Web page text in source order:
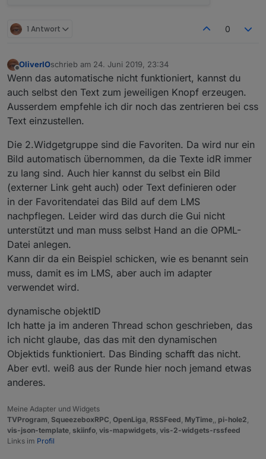
1 Antwort 0
Offline
OliverIOschrieb am 24. Juni 2019, 23:34
zuletzt editiert von
Wenn das automatische nicht funktioniert, kannst du
auch selbst den Text zum jeweiligen Knopf erzeugen.
Ausserdem empfehle ich dir noch das zentrieren bei css
Text einzustellen.
Die 2.Widgetgruppe sind die Favoriten. Da wird nur ein
Bild automatisch übernommen, da die Texte idR immer
zu lang sind. Auch hier kannst du selbst ein Bild
(externer Link geht auch) oder Text definieren oder
in der Favoritendatei das Bild auf dem LMS
nachpflegen. Leider wird das durch die Gui nicht
unterstützt und man muss selbst Hand an die OPML-
Datei anlegen.
Kann dir da ein Beispiel schicken, wie es benannt sein
muss, damit es im LMS, aber auch im adapter
verwendet wird.
dynamische objektID
Ich hatte ja im anderen Thread schon geschrieben, das
ich nicht glaube, das das mit den dynamischen
Objektids funktioniert. Das Binding schafft das nicht.
Aber evtl. weiß aus der Runde hier noch jemand etwas
anderes.
Meine Adapter und Widgets
TVProgram SqueezeboxRPC OpenLiga RSSFeed MyTime pi-hole2
vis-json-template skiinfo vis-mapwidgets vis-2-widgets-rssfeed
Links im Profil